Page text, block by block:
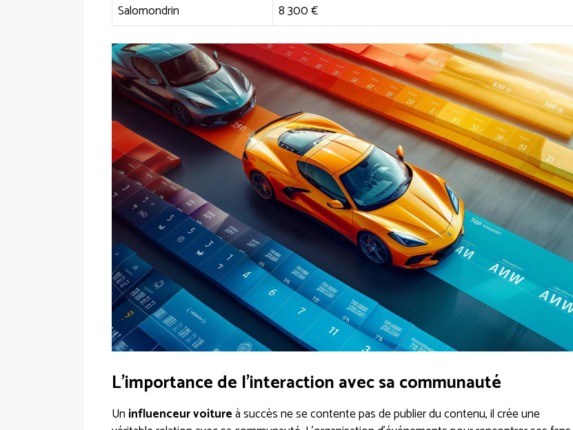
Salomondrin
8 300 €
L’importance de l’interaction avec sa communauté
Un influenceur voitureà succès ne se contente pas de publier du contenu, il crée une